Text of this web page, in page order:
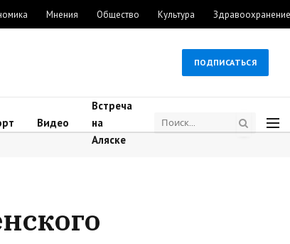
Мнения Общество Культура Здравоохранение
ПОДПИСАТЬСЯ
Видео
Встреча
на
Аляске